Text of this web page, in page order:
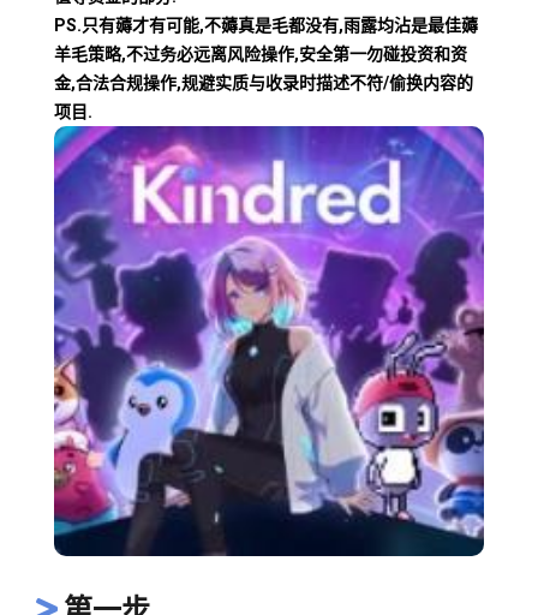
PS.只有薅才有可能,不薅真是毛都没有,雨露均沾是最佳薅
羊毛策略,不过务必远离风险操作,安全第一勿碰投资和资
金,合法合规操作,规避实质与收录时描述不符/偷换内容的
项目.